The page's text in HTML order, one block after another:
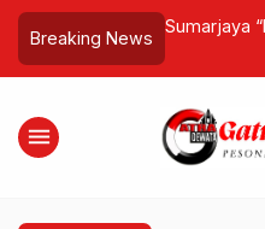
Breaking News
Media Gatra
Ratusan
Sumarjaya
Pidanakan,
menu